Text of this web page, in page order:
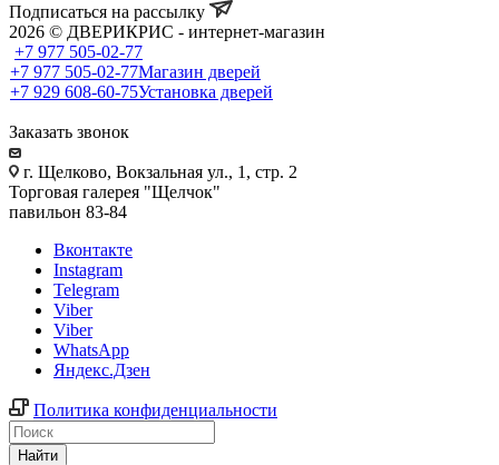
Подписаться на рассылку
2026 © ДВЕРИКРИС - интернет-магазин
+7 977 505-02-77
+7 977 505-02-77Магазин дверей
+7 929 608-60-75Установка дверей
Заказать звонок
г. Щелково, Вокзальная ул., 1, стр. 2
Торговая галерея "Щелчок"
павильон 83-84
Вконтакте
Instagram
Telegram
Viber
Viber
WhatsApp
Яндекс.Дзен
Политика конфиденциальности
Найти